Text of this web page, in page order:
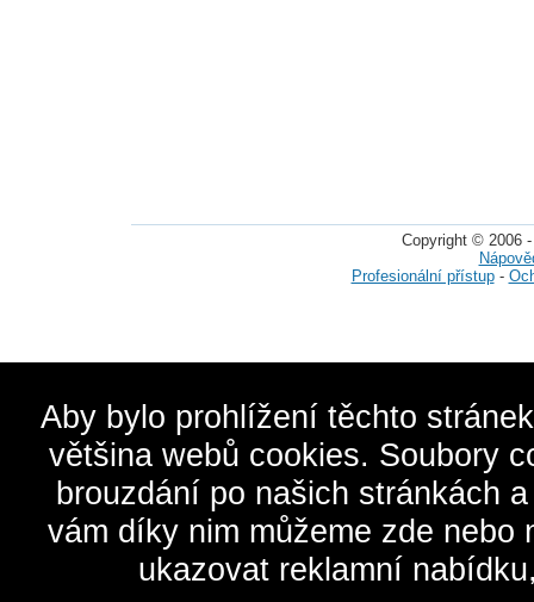
Copyright © 2006
Profesionální přístup-
Aby bylo prohlížení těchto
většina webů cookies. Soubory
brouzdání po našich stránkách
vám díky nim můžeme zde
ukazovat reklamní